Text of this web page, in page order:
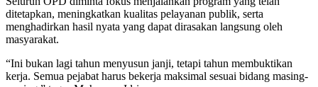
ditetapkan, meningkatkan kualitas pelayanan publik, serta
menghadirkan hasil nyata yang dapat dirasakan langsung oleh
masyarakat.
“Ini bukan lagi tahun menyusun janji, tetapi tahun membuktikan
kerja. Semua pejabat harus bekerja maksimal sesuai bidang masing-